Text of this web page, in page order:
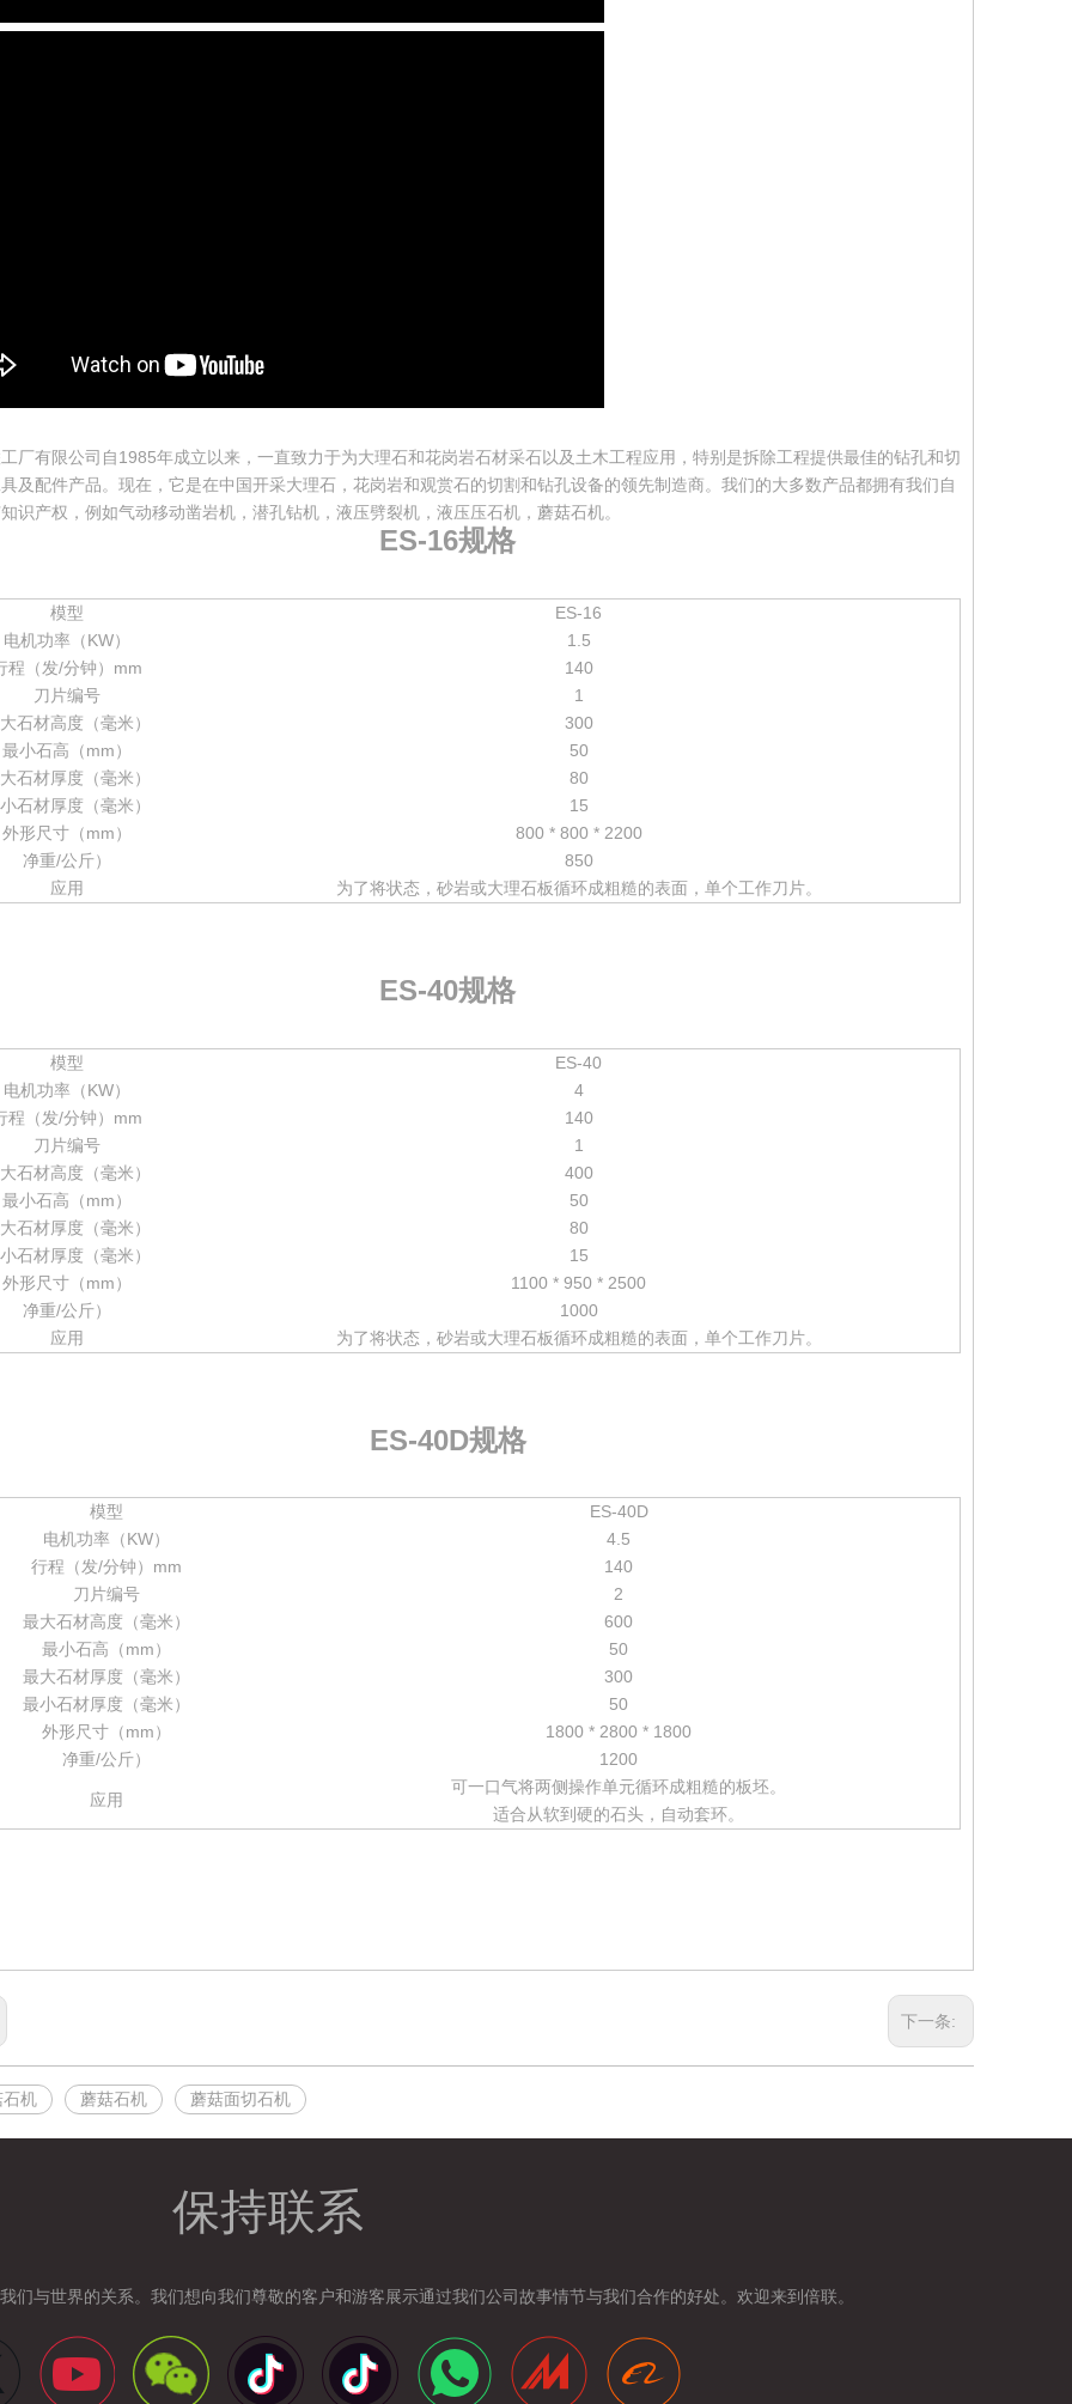
厂有限公司自1985年成立以来，一直致力于为大理石和花岗岩石材采石以及土木工程应用，特别是拆除工程提供最佳的钻孔和切
及配件产品。现在，它是在中国开采大理石，花岗岩和观赏石的切割和钻孔设备的领先制造商。我们的大多数产品都拥有我们自
识产权，例如气动移动凿岩机，潜孔钻机，液压劈裂机，液压压石机，蘑菇石机。
ES-16规格
模型
ES-16
电机功率（KW）
1.5
程（发/分钟）mm
140
刀片编号
1
石材高度（毫米）
300
最小石高（mm）
50
石材厚度（毫米）
80
石材厚度（毫米）
15
外形尺寸（mm）
800 * 800 * 2200
净重/公斤）
850
应用
为了将状态，砂岩或大理石板循环成粗糙的表面，单个工作刀片。
ES-40规格
模型
ES-40
电机功率（KW）
4
程（发/分钟）mm
140
刀片编号
1
石材高度（毫米）
400
最小石高（mm）
50
石材厚度（毫米）
80
石材厚度（毫米）
15
外形尺寸（mm）
1100 * 950 * 2500
净重/公斤）
1000
应用
为了将状态，砂岩或大理石板循环成粗糙的表面，单个工作刀片。
ES-40D规格
模型
ES-40D
电机功率（KW）
4.5
行程（发/分钟）mm
140
刀片编号
2
最大石材高度（毫米）
600
最小石高（mm）
50
最大石材厚度（毫米）
300
最小石材厚度（毫米）
50
外形尺寸（mm）
1800 * 2800 * 1800
净重/公斤）
1200
应用
可一口气将两侧操作单元循环成粗糙的板坯。
适合从软到硬的石头，自动套环。
下一条:
石机 蘑菇石机 蘑菇面切石机
保持联系
们与世界的关系。我们想向我们尊敬的客户和游客展示通过我们公司故事情节与我们合作的好处。欢迎来到倍联。